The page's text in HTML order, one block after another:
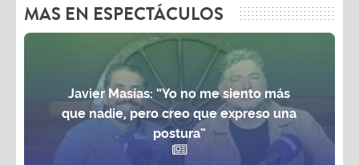
MAS EN ESPECTÁCULOS
Javier Masías: “Yo no me siento más
que nadie, pero creo que expreso una
postura”